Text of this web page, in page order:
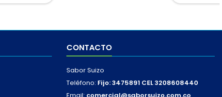
CONTACTO
Sabor Suizo
Teléfono: Fijo: 3475891 CEL 3208608440